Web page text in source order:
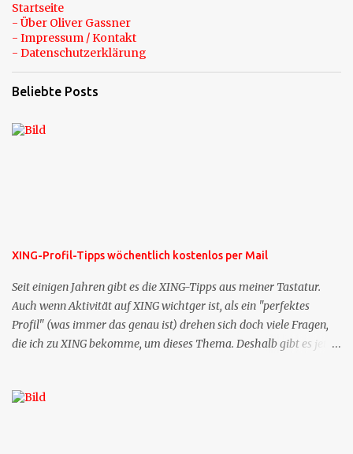
Startseite
- Über Oliver Gassner
- Impressum / Kontakt
- Datenschutzerklärung
Beliebte Posts
XING-Profil-Tipps wöchentlich kostenlos per Mail
Seit einigen Jahren gibt es die XING-Tipps aus meiner Tastatur.
Auch wenn Aktivität auf XING wichtger ist, als ein "perfektes
Profil" (was immer das genau ist) drehen sich doch viele Fragen,
die ich zu XING bekomme, um dieses Thema. Deshalb gibt es jetzt
bekommen Sie kostenlos eine weitere Folge. Die Startsequenz ist 16